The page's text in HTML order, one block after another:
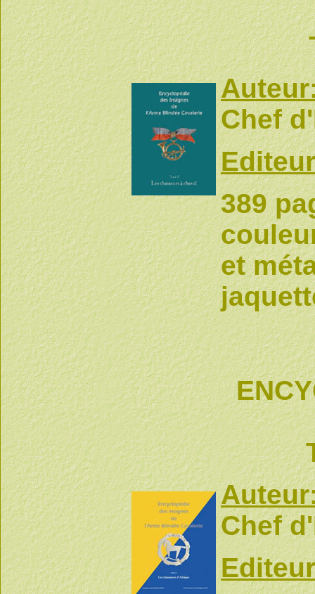
Chef
389
et
Chef